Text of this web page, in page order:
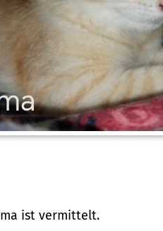
ist vermittelt.